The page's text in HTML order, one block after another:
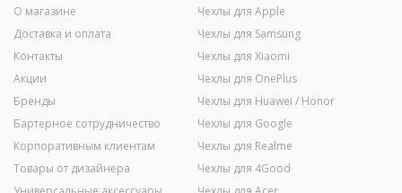
О магазине
Доставка и оплата
Контакты
Акции
Бренды
Бартерное сотрудничество
Корпоративным клиентам
Товары от дизайнера
Чехлы для Apple
Чехлы для Samsung
Чехлы для Xiaomi
Чехлы для OnePlus
Чехлы для Huawei / Honor
Чехлы для Google
Чехлы для Realme
Чехлы для 4Good